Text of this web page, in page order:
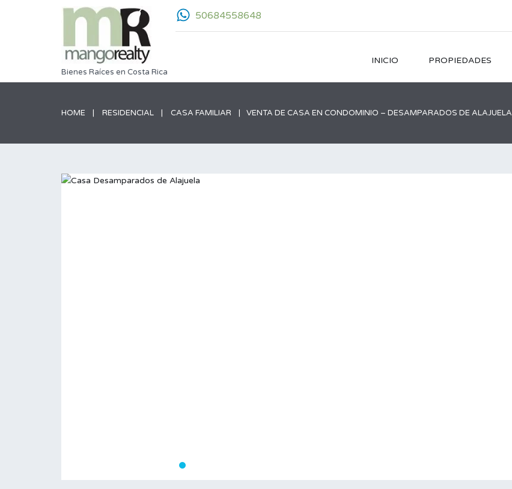
Bienes Raíces en Costa Rica
50684558648
INICIO PROPIEDADES
HOME RESIDENCIAL CASA FAMILIAR VENTA DE CASA EN CONDOMINIO – DESAMPARADOS DE ALAJUELA